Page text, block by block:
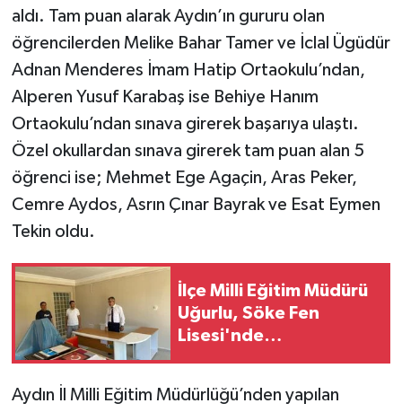
aldı. Tam puan alarak Aydın’ın gururu olan
öğrencilerden Melike Bahar Tamer ve İclal Ügüdür
Adnan Menderes İmam Hatip Ortaokulu’ndan,
Alperen Yusuf Karabaş ise Behiye Hanım
Ortaokulu’ndan sınava girerek başarıya ulaştı.
Özel okullardan sınava girerek tam puan alan 5
öğrenci ise; Mehmet Ege Agaçin, Aras Peker,
Cemre Aydos, Asrın Çınar Bayrak ve Esat Eymen
Tekin oldu.
İlçe Milli Eğitim Müdürü
Uğurlu, Söke Fen
Lisesi'nde
Aydın İl Milli Eğitim Müdürlüğü’nden yapılan